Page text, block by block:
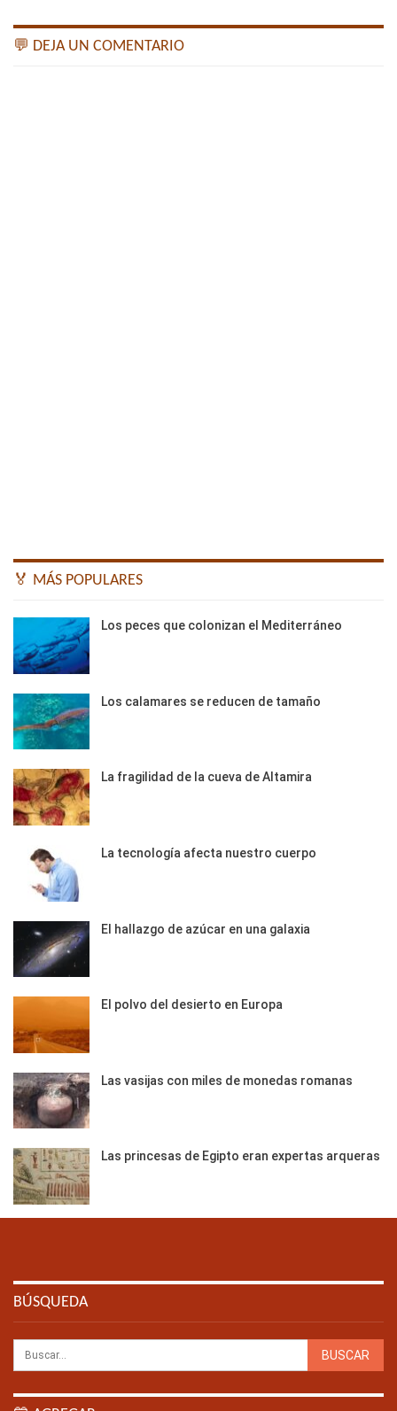
💬 DEJA UN COMENTARIO
🏅 MÁS POPULARES
Los peces que colonizan el Mediterráneo
Los calamares se reducen de tamaño
La fragilidad de la cueva de Altamira
La tecnología afecta nuestro cuerpo
El hallazgo de azúcar en una galaxia
El polvo del desierto en Europa
Las vasijas con miles de monedas romanas
Las princesas de Egipto eran expertas arqueras
BÚSQUEDA